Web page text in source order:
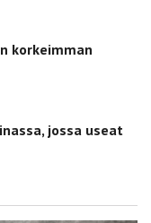
korkeimman
jossa useat